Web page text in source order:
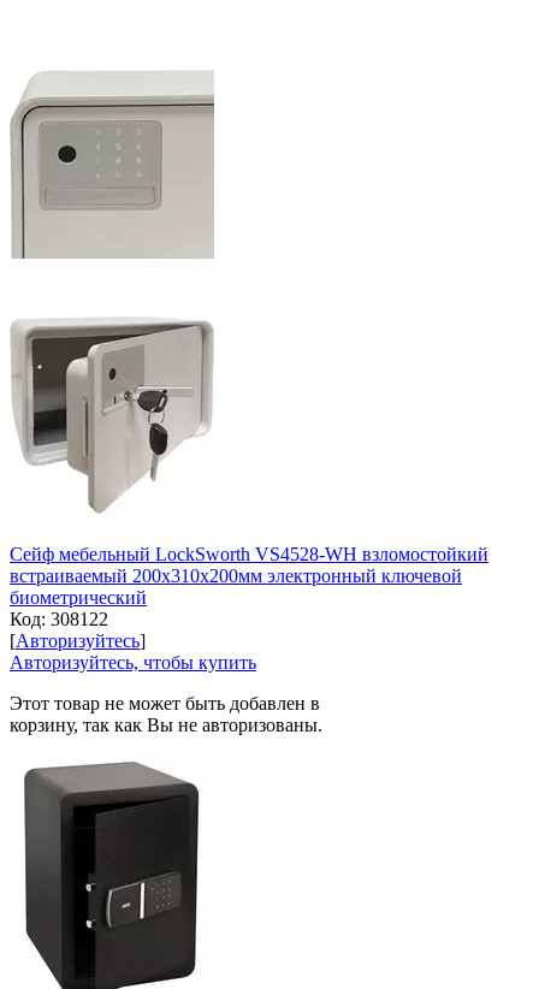
Сейф мебельный LockSworth VS4528-WH взломостойкий
встраиваемый 200x310x200мм электронный ключевой
биометрический
Код: 308122
[Авторизуйтесь]
Авторизуйтесь, чтобы купить
Этот товар не может быть добавлен в
корзину, так как Вы не авторизованы.